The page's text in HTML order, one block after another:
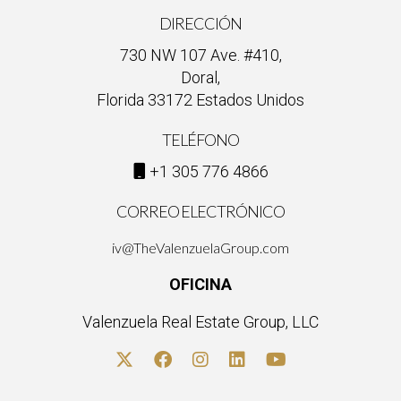
información adecuada y un enfoque proactivo, usted puede
financiero y lo mantengan en el camino hacia el hogar de sus
DIRECCIÓN
730 NW 107 Ave. #410,
Doral,
Florida 33172 Estados Unidos
TELÉFONO
+1 305 776 4866
CORREO ELECTRÓNICO
iv@TheValenzuelaGroup.com
OFICINA
Valenzuela Real Estate Group, LLC